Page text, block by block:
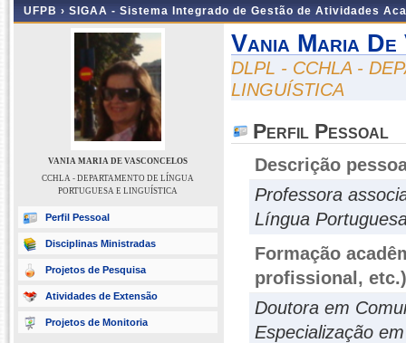
UFPB › SIGAA - Sistema Integrado de Gestão de Atividades
VANIA MARIA DE VASCONCELOS
CCHLA - DEPARTAMENTO DE LÍNGUA
PORTUGUESA E LINGUÍSTICA
Perfil Pessoal
Disciplinas Ministradas
Projetos de Pesquisa
Atividades de Extensão
Projetos de Monitoria
Vania Maria
DLPL - CCHLA -
LINGUÍSTICA
Perfil Pessoal
Descrição
Professora
Língua
Formação
profissional, etc.)
Doutora em
Especialização